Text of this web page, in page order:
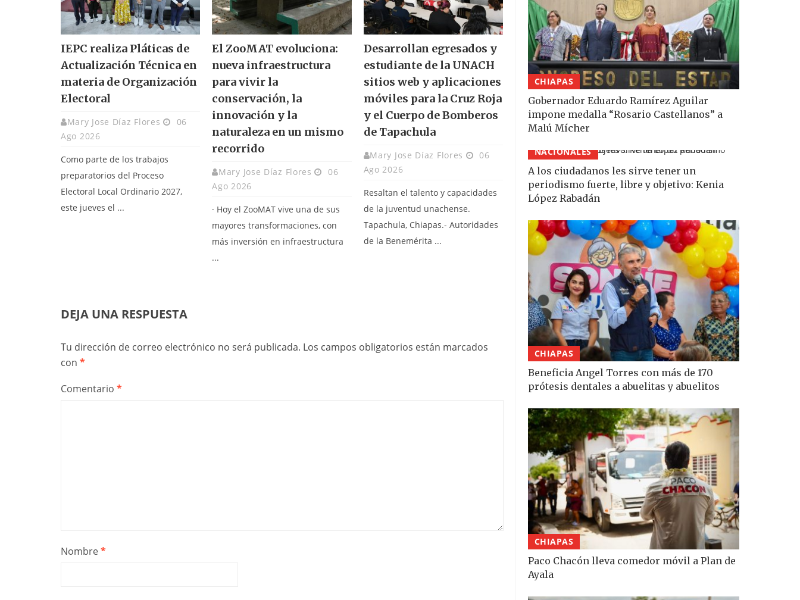
IEPC realiza Pláticas de
Actualización Técnica en
materia de Organización
Electoral
Mary Jose Díaz Flores
06
Ago 2026
Como parte de los trabajos
preparatorios del Proceso
Electoral Local Ordinario 2027,
este jueves el ...
El ZooMAT evoluciona:
nueva infraestructura
para vivir la
conservación, la
innovación y la
naturaleza en un mismo
recorrido
Mary Jose Díaz Flores
06
Ago 2026
· Hoy el ZooMAT vive una de sus
mayores transformaciones, con
más inversión en infraestructura
...
Desarrollan egresados y
estudiante de la UNACH
sitios web y aplicaciones
móviles para la Cruz Roja
y el Cuerpo de Bomberos
de Tapachula
Mary Jose Díaz Flores
06
Ago 2026
Resaltan el talento y capacidades
de la juventud unachense.
Tapachula, Chiapas.- Autoridades
de la Benemérita ...
DEJA UNA RESPUESTA
Tu dirección de correo electrónico no será publicada. Los campos obligatorios están marcados
con *
Comentario *
Nombre*
CHIAPAS
Gobernador Eduardo Ramírez Aguilar
impone medalla “Rosario Castellanos” a
Malú Mícher
NACIONALES
A los ciudadanos les sirve tener un
periodismo fuerte, libre y objetivo: Kenia
López Rabadán
CHIAPAS
Beneficia Angel Torres con más de 170
prótesis dentales a abuelitas y abuelitos
CHIAPAS
Paco Chacón lleva comedor móvil a Plan de
Ayala